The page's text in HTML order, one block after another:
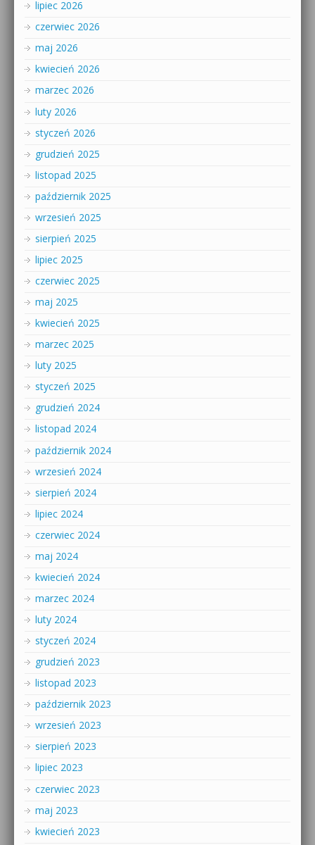
lipiec 2026
czerwiec 2026
maj 2026
kwiecień 2026
marzec 2026
luty 2026
styczeń 2026
grudzień 2025
listopad 2025
październik 2025
wrzesień 2025
sierpień 2025
lipiec 2025
czerwiec 2025
maj 2025
kwiecień 2025
marzec 2025
luty 2025
styczeń 2025
grudzień 2024
listopad 2024
październik 2024
wrzesień 2024
sierpień 2024
lipiec 2024
czerwiec 2024
maj 2024
kwiecień 2024
marzec 2024
luty 2024
styczeń 2024
grudzień 2023
listopad 2023
październik 2023
wrzesień 2023
sierpień 2023
lipiec 2023
czerwiec 2023
maj 2023
kwiecień 2023